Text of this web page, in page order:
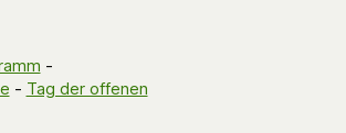
-
- Tag der offenen